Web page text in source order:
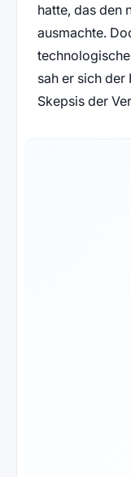
hatte, das den
ausmachte.
sah er sich
Skepsis der